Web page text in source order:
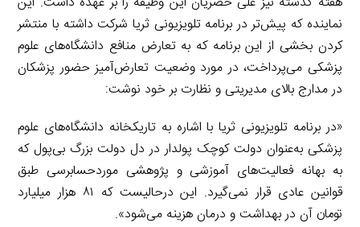
نماینده که پیش‌تر در برنامه تلویزیونی ثریا شرکت داشته با منتشر
کردن بخشی از این برنامه که به تعارض منافع دانشگاه‌های علوم
پزشکی می‌پرداخت، در مورد وضعیت تعارض‌آمیز حضور پزشکان
در مدارج بالای مدیریتی و نظارت بر خود نوشت:
«در برنامه تلویزیونی ثریا با اشاره به تاریکخانه دانشگاه‌های علوم
پزشکی به‌عنوان دولت کوچک پولدار در دل دولت بزرگ بی‌پول که
به بهانه فعالیت‌های آموزشی و پژوهشی موردحسابرسی طبق
قوانین عادی قرار نمی‌گیرد. این درحالیست که ۸۱ هزار میلیارد
تومان آن در بهداشت و درمان هزینه می‌شود».